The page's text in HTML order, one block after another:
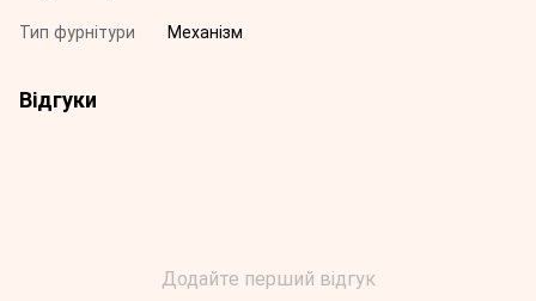
Тип фурнітури Механізм
Відгуки
Додайте перший відгук